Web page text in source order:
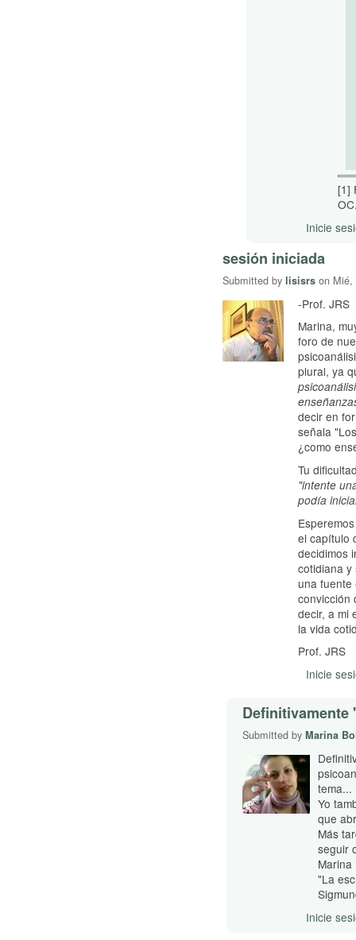
[1]
Inicie
sesión iniciada
Submitted by lisisrs on Mié,
-Prof. JRS
Marina,
foro de
plural, ya
decir en
señala
¿como
Tu
"intente
podía
el capítulo
decidimos
cotidiana y
una
convicción
decir, a mi
la vida
Prof. JRS
Inicie
Definitivamente
Submitted by Marina
tema...
Yo
que
Más
seguir
Marina
"La
Inicie